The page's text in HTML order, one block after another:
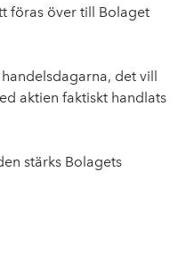
föras över till Bolaget
det vill
aktien faktiskt handlats
stärks Bolagets